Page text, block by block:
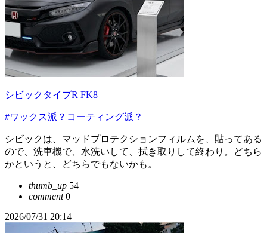
シビックタイプR FK8
#ワックス派？コーティング派？
シビックは、マッドプロテクションフィルムを、貼ってある
ので、洗車機で、水洗いして、拭き取りして終わり。どちら
かというと、どちらでもないかも。
thumb_up 54
comment0
2026/07/31 20:14